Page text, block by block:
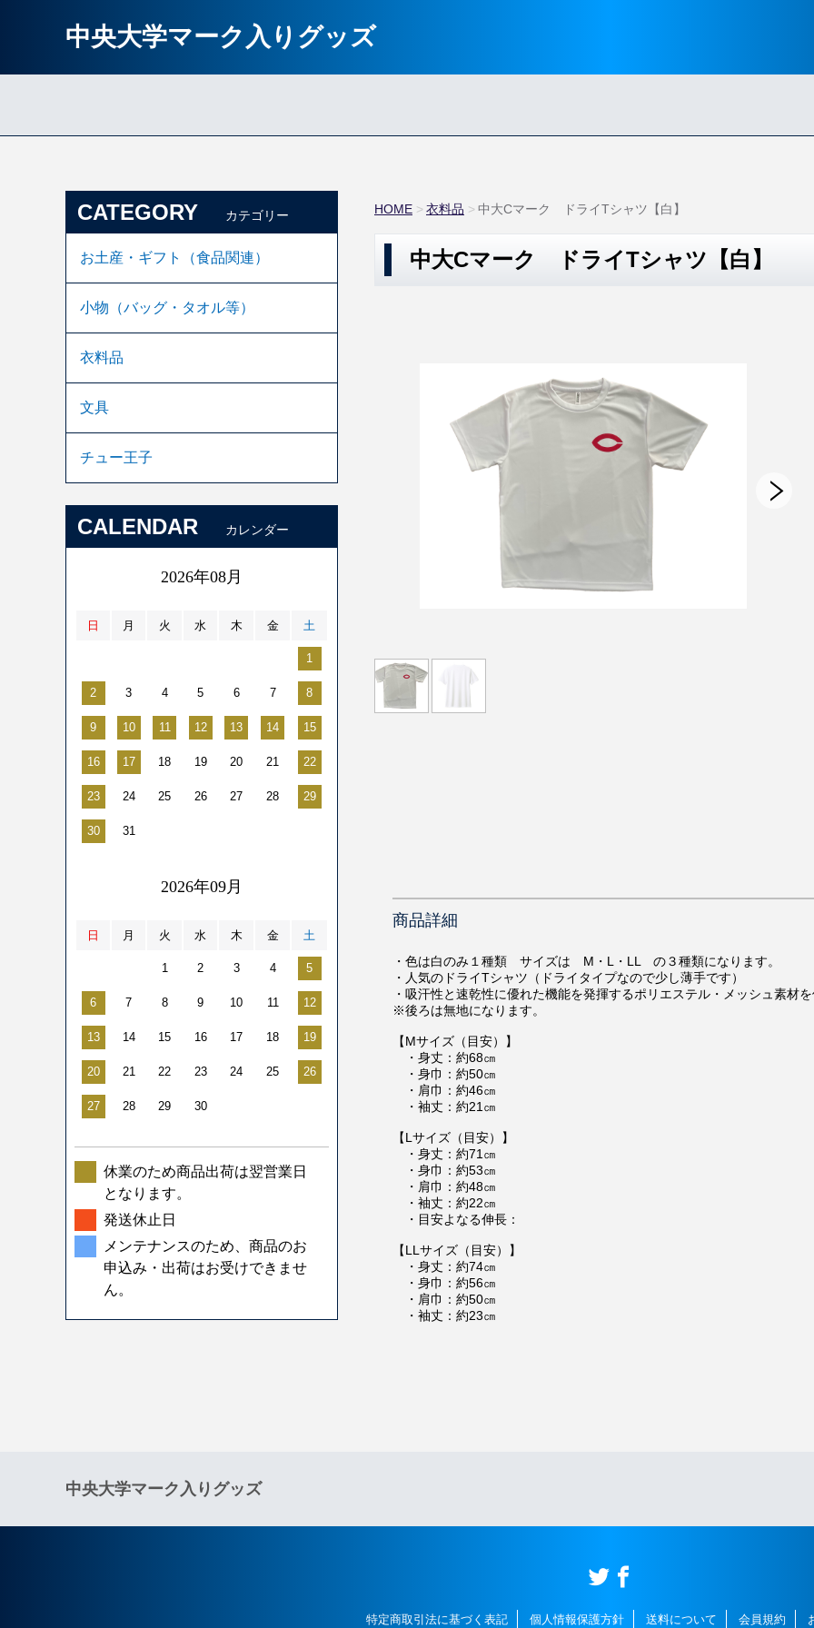
中央大学マーク入りグッズ
HOME 衣料品 中大Cマーク ドライTシャツ【白】
中大Cマーク ドライTシャツ【白】
商品詳細
・色は白のみ１種類 サイズは M・L・LL の３種類になります。
・人気のドライTシャツ（ドライタイプなので少し薄手です）
・吸汗性と速乾性に優れた機能を発揮するポリエステル・メッシュ素材
※後ろは無地になります。
【Mサイズ（目安）】
・身丈：約68㎝
・身巾：約50㎝
・肩巾：約46㎝
・袖丈：約21㎝
【Lサイズ（目安）】
・身丈：約71㎝
・身巾：約53㎝
・肩巾：約48㎝
・袖丈：約22㎝
・目安よなる伸長：
【LLサイズ（目安）】
・身丈：約74㎝
・身巾：約56㎝
・肩巾：約50㎝
・袖丈：約23㎝
CATEGORY カテゴリー
お土産・ギフト（食品関連）
小物（バッグ・タオル等）
衣料品
文具
チュー王子
CALENDAR カレンダー
2026年08月
日 月 火 水 木 金 土
1
2 3 4 5 6 7 8
9 10 11 12 13 14 15
16 17 18 19 20 21 22
23 24 25 26 27 28 29
30 31
2026年09月
日 月 火 水 木 金 土
1 2 3 4 5
6 7 8 9 10 11 12
13 14 15 16 17 18 19
20 21 22 23 24 25 26
27 28 29 30
休業のため商品出荷は翌営業日
となります。
発送休止日
メンテナンスのため、商品のお
申込み・出荷はお受けできませ
ん。
中央大学マーク入りグッズ
特定商取引法に基づく表記 個人情報保護方針 送料について 会員規約